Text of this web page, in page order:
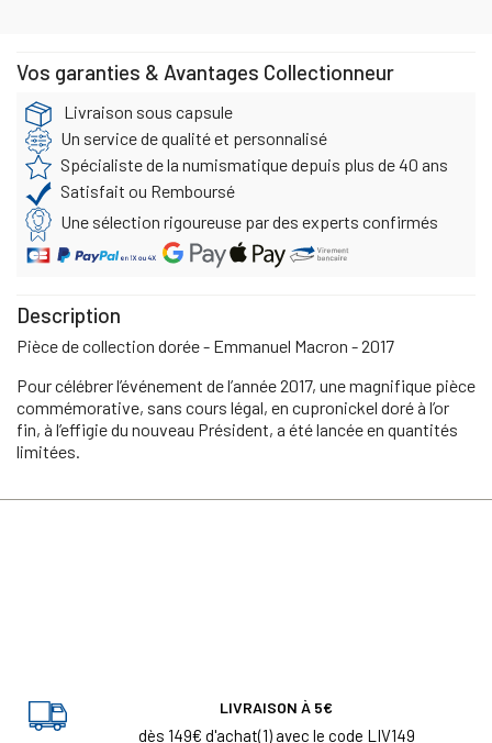
Vos garanties & Avantages Collectionneur
Livraison sous capsule
Un service de qualité et personnalisé
Spécialiste de la numismatique depuis plus de 40 ans
Satisfait ou Remboursé
Une sélection rigoureuse par des experts confirmés
Description
Pièce de collection dorée - Emmanuel Macron - 2017
Pour célébrer l’événement de l’année 2017, une magnifique pièce
commémorative, sans cours légal, en cupronickel doré à l’or
fin, à l’effigie du nouveau Président, a été lancée en quantités
limitées.
LIVRAISON À 5€
dès 149€ d'achat(1) avec le code LIV149